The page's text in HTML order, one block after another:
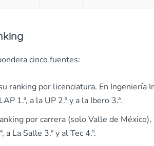
cinco fuentes:
ranking por licenciatura. En Ingeniería
1.ª, a la UP 2.ª y a la Ibero 3.ª.
por carrera (solo Valle de
a La Salle 3.ª y al Tec 4.º.